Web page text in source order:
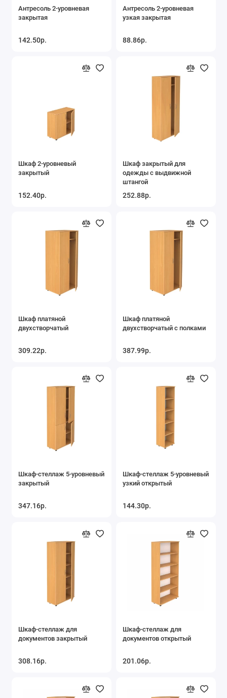
Антресоль 2-уровневая
закрытая
142.50р.
Антресоль 2-уровневая
узкая закрытая
88.86р.
Шкаф 2-уровневый
закрытый
152.40р.
Шкаф закрытый для
одежды с выдвижной
штангой
252.88р.
Шкаф платяной
двухстворчатый
309.22р.
Шкаф платяной
двухстворчатый с полками
387.99р.
Шкаф-стеллаж 5-уровневый
закрытый
347.16р.
Шкаф-стеллаж 5-уровневый
узкий открытый
144.30р.
Шкаф-стеллаж для
документов закрытый
308.16р.
Шкаф-стеллаж для
документов открытый
201.06р.